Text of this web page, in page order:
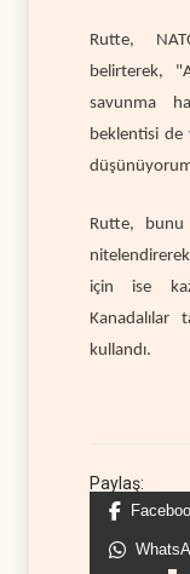
Rutte,
belirterek,
savunma
beklentisi
Rutte, bunu
için ise
kullandı.
Paylaş: